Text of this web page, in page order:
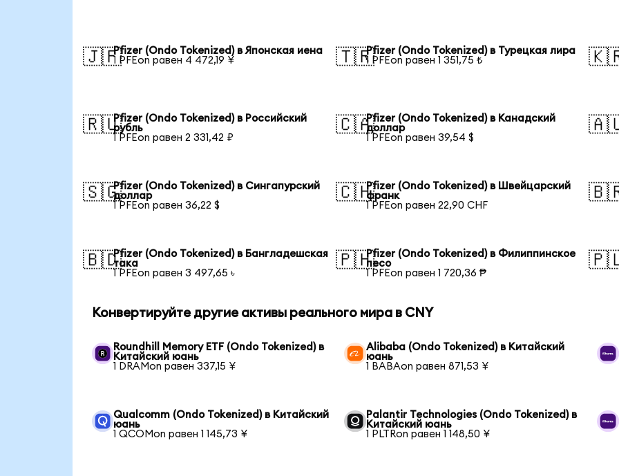
🇯🇵Pfizer (Ondo Tokenized) в Японская иена
1 PFEon равен 4 472,19 ¥
🇹🇷Pfizer (Ondo Tokenized) в Турецкая лира
1 PFEon равен 1 351,75 ₺
🇷🇺Pfizer (Ondo Tokenized) в Российский
рубль
1 PFEon равен 2 331,42 ₽
🇨🇦Pfizer (Ondo Tokenized) в Канадский
доллар
1 PFEon равен 39,54 $
🇸🇬Pfizer (Ondo Tokenized) в Сингапурский
доллар
1 PFEon равен 36,22 $
🇨🇭Pfizer (Ondo Tokenized) в Швейцарский
франк
1 PFEon равен 22,90 CHF
🇧🇩Pfizer (Ondo Tokenized) в Бангладешская
така
1 PFEon равен 3 497,65 ৳
🇵🇭Pfizer (Ondo Tokenized) в Филиппинское
песо
1 PFEon равен 1 720,36 ₱
Конвертируйте другие активы реального мира в CNY
Roundhill Memory ETF (Ondo Tokenized) в
Китайский юань
1 DRAMon равен 337,15 ¥
Alibaba (Ondo Tokenized) в Китайский
юань
1 BABAon равен 871,53 ¥
Qualcomm (Ondo Tokenized) в Китайский
юань
1 QCOMon равен 1 145,73 ¥
Palantir Technologies (Ondo Tokenized) в
Китайский юань
1 PLTRon равен 1 148,50 ¥